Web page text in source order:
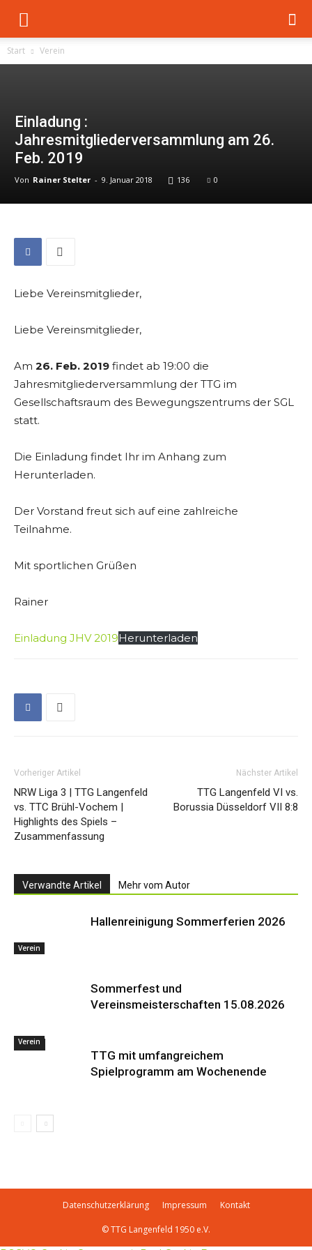
Start Verein
Einladung :
Jahresmitgliederversammlung am 26.
Feb. 2019
Von Rainer Stelter - 9. Januar 2018 136 0
Liebe Vereinsmitglieder,
Liebe Vereinsmitglieder,
Am 26. Feb. 2019 findet ab 19:00 die
Jahresmitgliederversammlung der TTG im
Gesellschaftsraum des Bewegungszentrums der SGL
statt.
Die Einladung findet Ihr im Anhang zum
Herunterladen.
Der Vorstand freut sich auf eine zahlreiche
Teilnahme.
Mit sportlichen Grüßen
Rainer
Einladung JHV 2019Herunterladen
Vorheriger Artikel
NRW Liga 3 | TTG Langenfeld
vs. TTC Brühl-Vochem |
Highlights des Spiels –
Zusammenfassung
Nächster Artikel
TTG Langenfeld VI vs.
Borussia Düsseldorf VII 8:8
Verwandte Artikel Mehr vom Autor
Verein
Hallenreinigung Sommerferien 2026
Events
Sommerfest und
Vereinsmeisterschaften 15.08.2026
Verein
TTG mit umfangreichem
Spielprogramm am Wochenende
Datenschutzerklärung Impressum Kontakt
© TTG Langenfeld 1950 e.V.